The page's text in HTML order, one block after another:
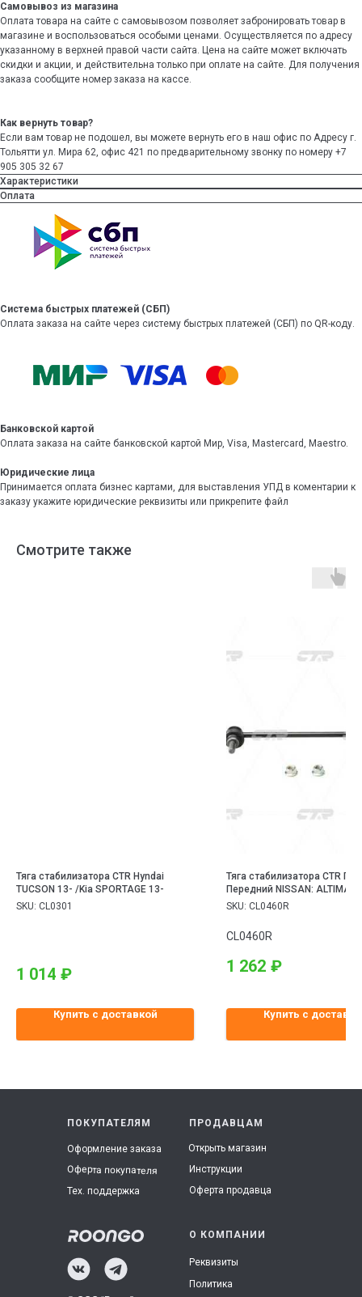
Самовывоз из магазина
Оплата товара на сайте с самовывозом позволяет забронировать товар в
магазине и воспользоваться особыми ценами. Осуществляется по адресу
указанному в верхней правой части сайта. Цена на сайте может включать
скидки и акции, и действительна только при оплате на сайте. Для получения
заказа сообщите номер заказа на кассе.
Как вернуть товар?
Если вам товар не подошел, вы можете вернуть его в наш офис по Адресу г.
Тольятти ул. Мира 62, офис 421 по предварительному звонку по номеру +7
905 305 32 67
Характеристики
Оплата
Система быстрых платежей (СБП)
Оплата заказа на сайте через систему быстрых платежей (СБП) по QR-коду.
Банковской картой
Оплата заказа на сайте банковской картой Мир, Visa, Mastercard, Maestro.
Юридические лица
Принимается оплата бизнес картами, для выставления УПД в коментарии к
заказу укажите юридические реквизиты или прикрепите файл
Смотрите также
Тяга стабилизатора CTR Hyndai
TUCSON 13- /Kia SPORTAGE 13-
SKU: CL0301
1 014 ₽
Купить с доставкой
Тяга стабилизатора CTR
Передний NISSAN: ALTIMA
TRAIL 07-, QASHQAI 08-
SKU: CL0460R
CL0460R
1 262 ₽
Купить с
ПРОДАВЦАМ
Оферта продавца
Инструкции
Открыть магазин
ПОКУПАТЕЛЯМ
Тех. поддержка
Оферта покупателя
Оформление заказа
О КОМПАНИИ
Политика
Реквизиты